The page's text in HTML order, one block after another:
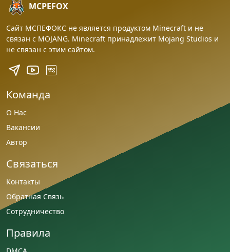
MCPEFOX
Сайт МСПЕФОКС не является продуктом Minecraft и не
связан с MOJANG. Minecraft принадлежит Mojang Studios и
не связан с этим сайтом.
Команда
О Нас
Вакансии
Автор
Связаться
Контакты
Обратная Связь
Сотрудничество
Правила